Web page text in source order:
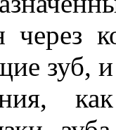
через
зуб, и